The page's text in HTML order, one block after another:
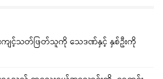
းကျင့်သတ်ဖြတ်သူကို သေဒဏ်နှင့် နှစ်ဦးကို